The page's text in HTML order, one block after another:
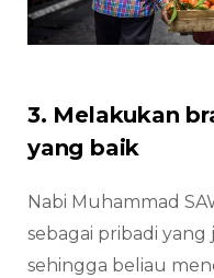
3. Melakukan
yang baik
Nabi Muhammad
sebagai pribadi
sehingga beliau